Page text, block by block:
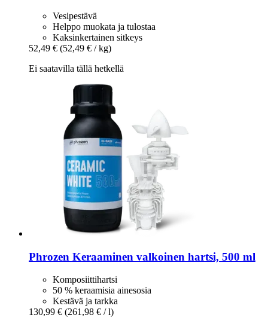
Vesipestävä
Helppo muokata ja tulostaa
Kaksinkertainen sitkeys
52,49 € (52,49 € / kg)
Ei saatavilla tällä hetkellä
Phrozen Keraaminen valkoinen hartsi, 500 ml
Komposiittihartsi
50 % keraamisia ainesosia
Kestävä ja tarkka
130,99 € (261,98 € / l)